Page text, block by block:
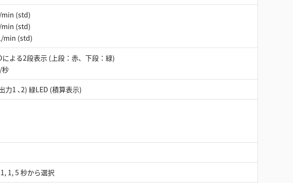
min (std)
min (std)
min (std)
よる2段表示 (上段：赤、下段：緑)
秒
力1 ､2) 緑LED (積算表示)
1, 5 秒から選択